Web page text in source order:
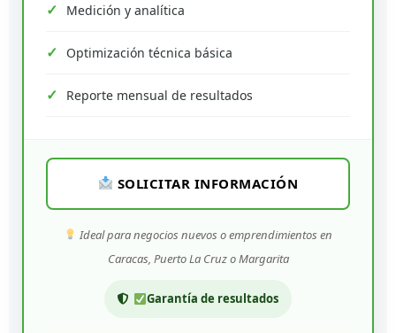
Medición y analítica
Optimización técnica básica
Reporte mensual de resultados
SOLICITAR INFORMACIÓN
Ideal para negocios nuevos o emprendimientos en
Caracas, Puerto La Cruz o Margarita
Garantía de resultados